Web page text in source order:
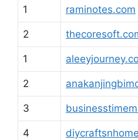
1 raminotes.com
2
1
2
3
4